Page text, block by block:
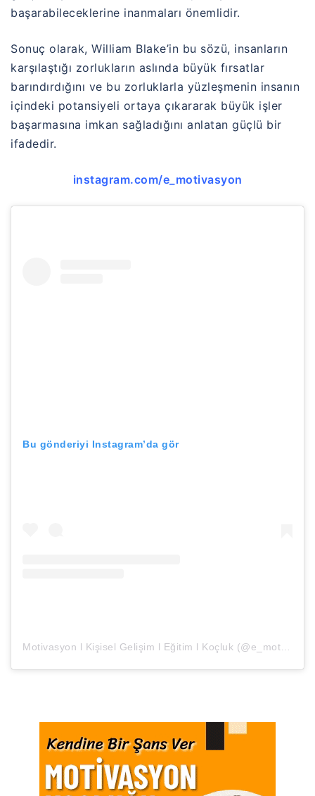
başarabileceklerine inanmaları önemlidir.
Sonuç olarak, William Blake’in bu sözü, insanların
karşılaştığı zorlukların aslında büyük fırsatlar
barındırdığını ve bu zorluklarla yüzleşmenin insanın
içindeki potansiyeli ortaya çıkararak büyük işler
başarmasına imkan sağladığını anlatan güçlü bir
ifadedir.
instagram.com/e_motivasyon
Bu gönderiyi Instagram’da gör